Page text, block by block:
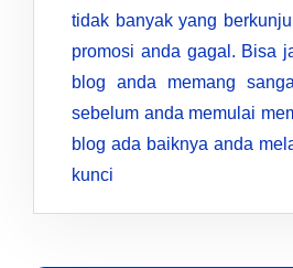
tidak banyak yang
promosi anda gagal. Bisa
blog anda memang
sebelum anda memulai
blog ada baiknya anda
kunci